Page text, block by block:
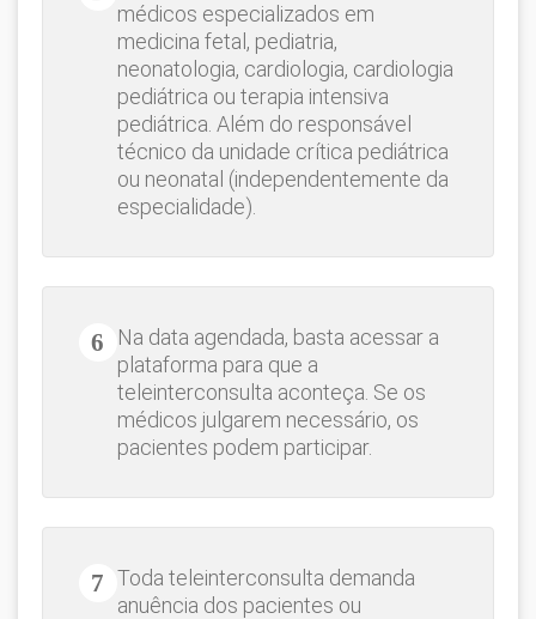
médicos especializados em
medicina fetal, pediatria,
neonatologia, cardiologia, cardiologia
pediátrica ou terapia intensiva
pediátrica. Além do responsável
técnico da unidade crítica pediátrica
ou neonatal (independentemente da
especialidade).
Na data agendada, basta acessar a
plataforma para que a
teleinterconsulta aconteça. Se os
médicos julgarem necessário, os
pacientes podem participar.
Toda teleinterconsulta demanda
anuência dos pacientes ou